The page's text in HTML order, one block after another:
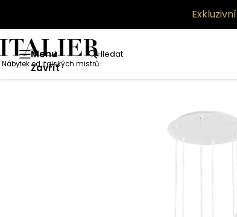
Exkluzivní
Menu
Zavřít
Hledat
Nábytek od italských mistrů